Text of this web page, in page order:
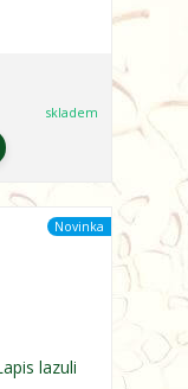
skladem
Novinka